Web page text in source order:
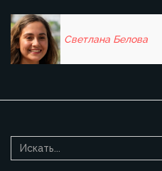
Светлана Белова